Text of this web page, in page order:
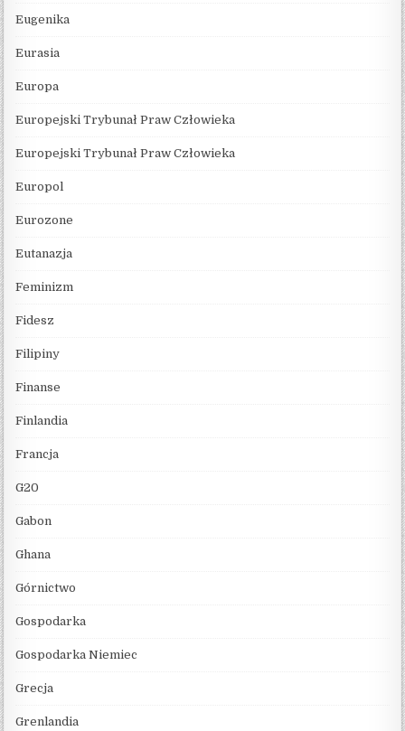
Eugenika
Eurasia
Europa
Europejski Trybunał Praw Człowieka
Europejski Trybunał Praw Człowieka
Europol
Eurozone
Eutanazja
Feminizm
Fidesz
Filipiny
Finanse
Finlandia
Francja
G20
Gabon
Ghana
Górnictwo
Gospodarka
Gospodarka Niemiec
Grecja
Grenlandia